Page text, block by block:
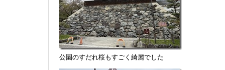
公園のすだれ桜もすごく綺麗でした